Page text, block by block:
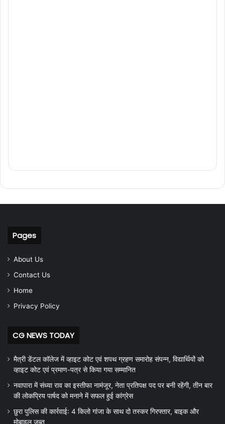
Pages
About Us
Contact Us
Home
Privacy Policy
CG NEWS TODAY
मैत्री डेंटल कॉलेज में व्हाइट कोट एवं शपथ ग्रहण समारोह संपन्न, विद्यार्थियों को
व्हाइट कोट एवं प्रमाण-पत्र से किया गया सम्मानित
नवापारा में संध्या राव का इस्तीफा नामंजूर, नेता प्रतिपक्ष पद पर बनी रहेंगी, तीन बार
की लोकप्रिय पार्षद को मनाने में सफल हुई कांग्रेस
छुरा पुलिस की कार्रवाई: 4 किलो गांजा के साथ दो तस्कर गिरफ्तार, बाइक और
मोबाइल जब्त